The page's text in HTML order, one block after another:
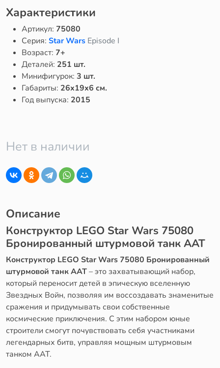
Характеристики
Артикул: 75080
Серия: Star Wars Episode I
Возраст: 7+
Деталей: 251 шт.
Минифигурок: 3 шт.
Габариты: 26x19x6 см.
Год выпуска: 2015
Нет в наличии
Описание
Конструктор LEGO Star Wars 75080
Бронированный штурмовой танк ААТ
Конструктор LEGO Star Wars 75080 Бронированный
штурмовой танк ААТ– это захватывающий набор,
который переносит детей в эпическую вселенную
Звездных Войн, позволяя им воссоздавать знаменитые
сражения и придумывать свои собственные
космические приключения. С этим набором юные
строители смогут почувствовать себя участниками
легендарных битв, управляя мощным штурмовым
танком ААТ.